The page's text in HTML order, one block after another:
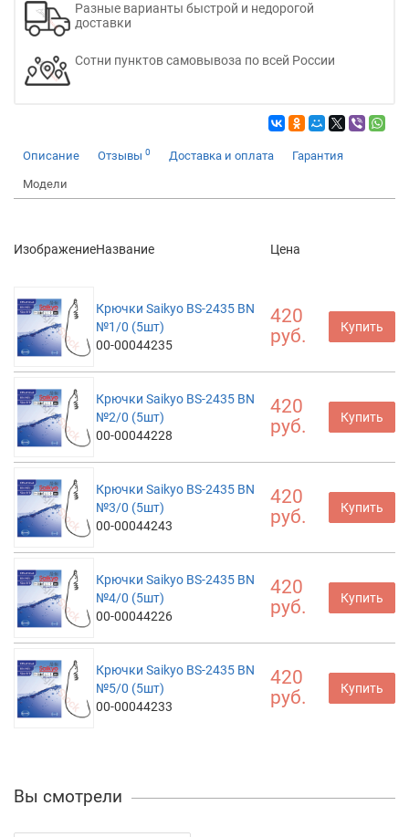
Разные варианты быстрой и недорогой
доставки
Сотни пунктов самовывоза по всей России
Описание Отзывы 0 Доставка и оплата Гарантия
Модели
ИзображениеНазвание Цена
Крючки Saikyo BS-2435 BN
№1/0 (5шт)
00-00044235
420
руб.
Купить
Крючки Saikyo BS-2435 BN
№2/0 (5шт)
00-00044228
420
руб.
Купить
Крючки Saikyo BS-2435 BN
№3/0 (5шт)
00-00044243
420
руб.
Купить
Крючки Saikyo BS-2435 BN
№4/0 (5шт)
00-00044226
420
руб.
Купить
Крючки Saikyo BS-2435 BN
№5/0 (5шт)
00-00044233
420
руб.
Купить
Вы смотрели